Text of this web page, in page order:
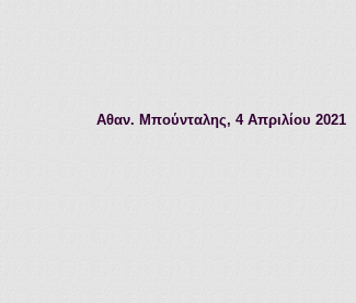
Αθαν. Μπούνταλης, 4Απριλίου 2021